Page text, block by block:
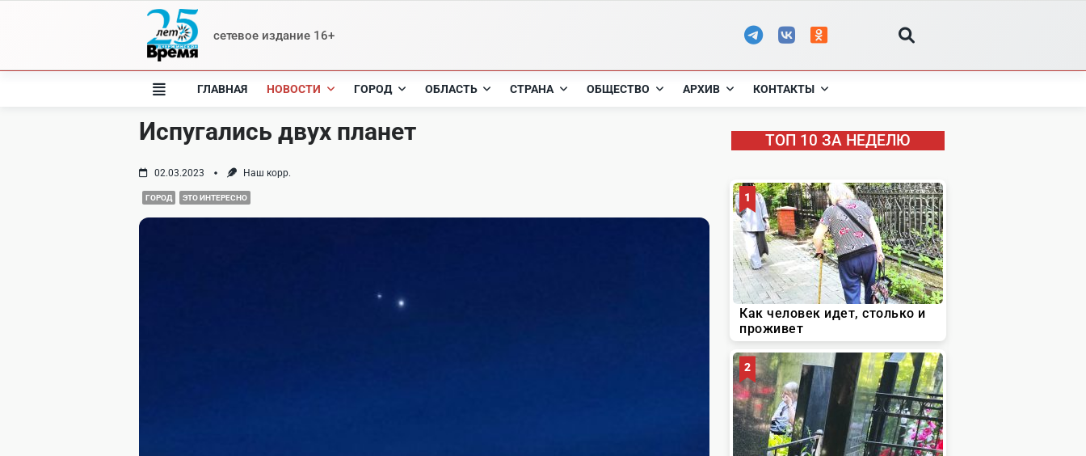
сетевое издание 16+
ГЛАВНАЯ НОВОСТИ ГОРОД ОБЛАСТЬ СТРАНА ОБЩЕСТВО АРХИВ КОНТАКТЫ
Испугались двух планет
02.03.2023 Наш корр.
ГОРОД ЭТО ИНТЕРЕСНО
ТОП 10 ЗА НЕДЕЛЮ